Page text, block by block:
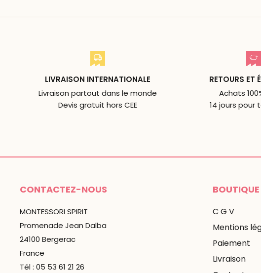
LIVRAISON INTERNATIONALE
Livraison partout dans le monde
Devis gratuit hors CEE
RETOURS ET
Achats
14 jours pour
CONTACTEZ-NOUS
MONTESSORI SPIRIT
Promenade Jean Dalba
24100 Bergerac
France
Tél : 05 53 61 21 26
BOUTIQUE
C G V
Mentions
Paiement
Livraison